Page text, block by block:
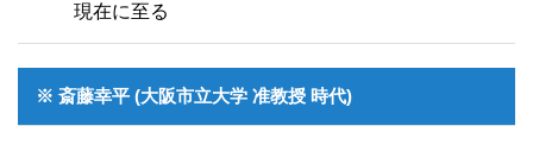
現在に至る
※ 斎藤幸平 (大阪市立大学 准教授 時代)